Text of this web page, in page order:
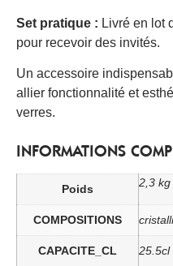
Set pratique : Livré en lot
pour recevoir des invités.
Un accessoire
allier fonctionnalité et
verres.
INFORMATIONS
Poids 2,3 kg
COMPOSITIONS
CAPACITE_CL 25.5cl